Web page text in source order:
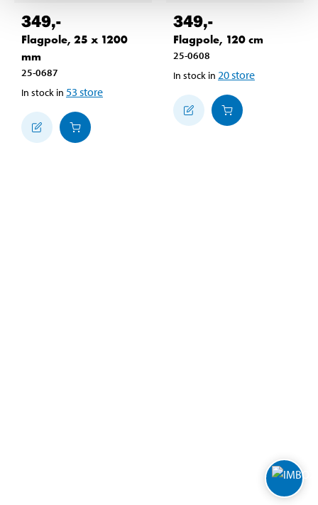
349,-
Flagpole, 25 x 1200
mm
25-0687
In stock in 53 store
349,-
Flagpole, 120 cm
25-0608
In stock in 20store